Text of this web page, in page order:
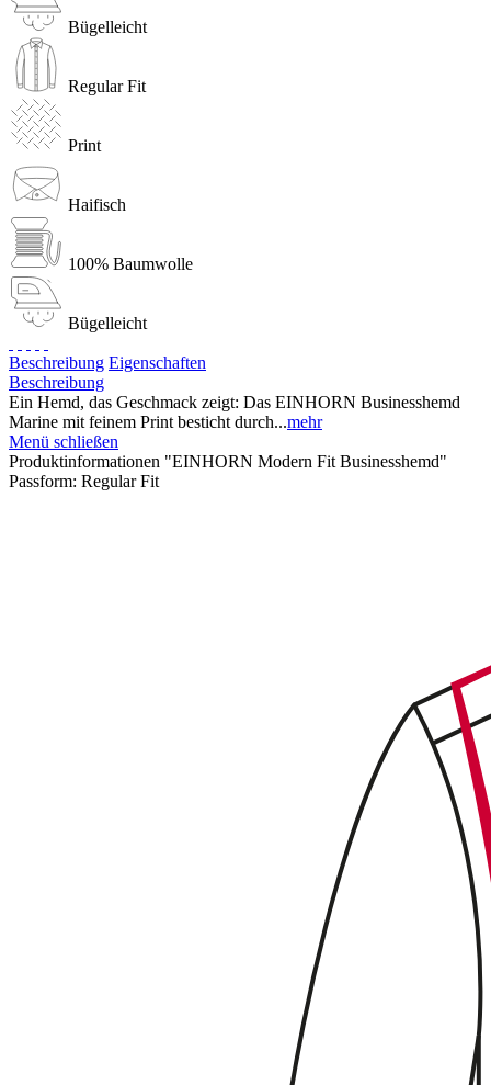
Bügelleicht
Regular Fit
Print
Haifisch
100% Baumwolle
Bügelleicht
Beschreibung Eigenschaften
Beschreibung
Ein Hemd, das Geschmack zeigt: Das EINHORN Businesshemd
Marine mit feinem Print besticht durch...mehr
Menü schließen
Produktinformationen "EINHORN Modern Fit Businesshemd"
Passform: Regular Fit